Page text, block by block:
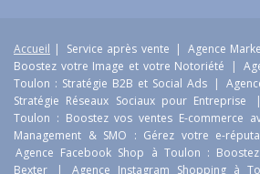
Accueil | Service après vente | Agence
Boostez votre Image et votre Notoriété
|
Toulon : Stratégie B2B et Social Ads |
Stratégie Réseaux Sociaux pour Entreprise
|
Toulon : Boostez vos ventes E-commerce
Management & SMO : Gérez votre e-
Agence Facebook Shop à Toulon :
Bexter
| Agence Instagram Shopping à